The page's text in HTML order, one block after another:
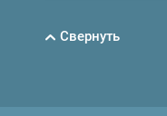
Свернуть